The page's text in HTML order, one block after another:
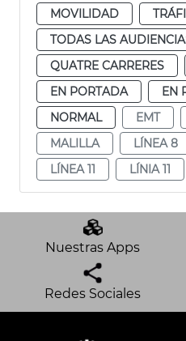
MOVILIDAD
TODAS LAS
QUATRE CARRERES
EN PORTADA
EN
NORMAL
EMT
MALILLA
LÍNEA 8
LÍNEA 11
LÍNIA 11
Nuestras Apps
Redes Sociales